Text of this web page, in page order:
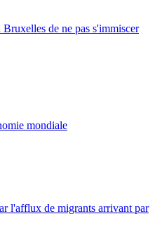
de ne pas s'immiscer
mondiale
l'afflux de migrants arrivant par